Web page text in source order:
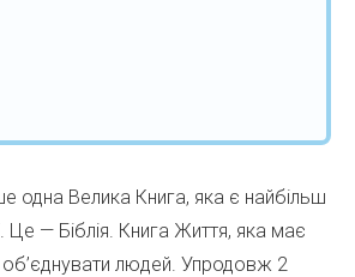
одна Велика Книга, яка є найбільш
Це — Біблія. Книга Життя, яка має
об’єднувати людей. Упродовж 2